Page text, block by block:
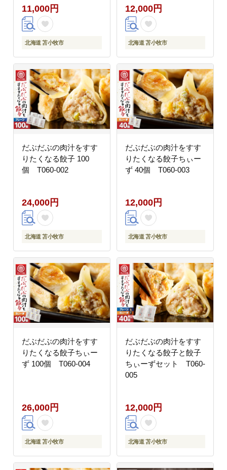
11,000円
北海道 苫小牧市
12,000円
北海道 苫小牧市
だぶだぶの肉汁をすす
りたくなる餃子 100
個 T060-002
24,000円
北海道 苫小牧市
だぶだぶの肉汁をすす
りたくなる餃子ちぃー
ず 40個 T060-003
12,000円
北海道 苫小牧市
だぶだぶの肉汁をすす
りたくなる餃子ちぃー
ず 100個 T060-004
26,000円
北海道 苫小牧市
だぶだぶの肉汁をすす
りたくなる餃子と餃子
ちぃーずセット T060-
005
12,000円
北海道 苫小牧市